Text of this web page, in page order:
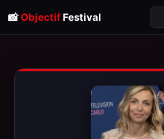
📸 ObjectifFestival